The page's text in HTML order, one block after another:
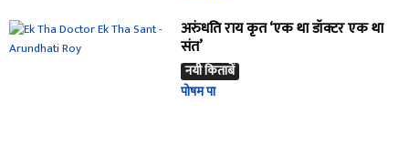
अरुंधति राय कृत ‘एक था डॉक्टर एक था
संत’
नयी किताबें
पोषम पा